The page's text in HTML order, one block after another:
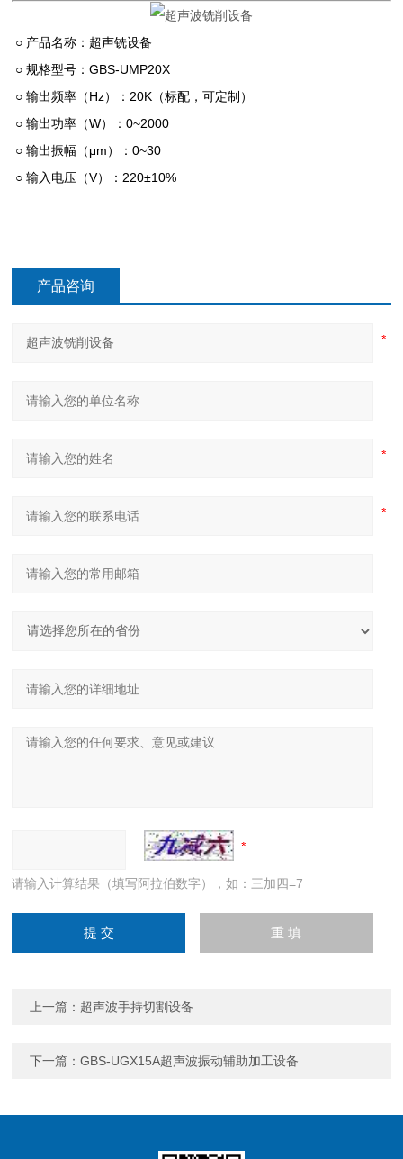
○ 产品名称：超声铣设备
○ 规格型号：GBS-UMP20X
○ 输出频率（Hz）：20K（标配，可定制）
○ 输出功率（W）：0~2000
○ 输出振幅（μm）：0~30
○ 输入电压（V）：220±10%
产品咨询
请输入计算结果（填写阿拉伯数字），如：三加四=7
上一篇： 超声波手持切割设备
下一篇：GBS-UGX15A超声波振动辅助加工设备